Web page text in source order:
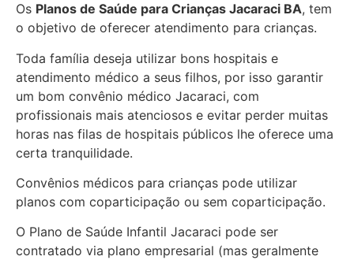
Os Planos de Saúde para Crianças Jacaraci BA, tem
o objetivo de oferecer atendimento para crianças.
Toda família deseja utilizar bons hospitais e
atendimento médico a seus filhos, por isso garantir
um bom convênio médico Jacaraci, com
profissionais mais atenciosos e evitar perder muitas
horas nas filas de hospitais públicos lhe oferece uma
certa tranquilidade.
Convênios médicos para crianças pode utilizar
planos com coparticipação ou sem coparticipação.
O Plano de Saúde Infantil Jacaraci pode ser
contratado via plano empresarial (mas geralmente